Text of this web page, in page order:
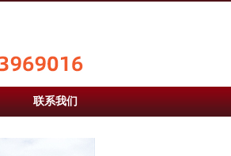
联系我们